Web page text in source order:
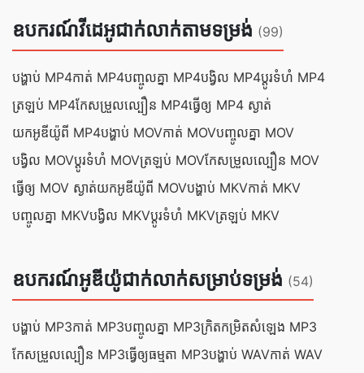
ឧបករណ៍វីដេអូជាក់លាក់តាមទម្រង់ (99)
បង្ហាប់ MP4កាត់ MP4បញ្ចូល​គ្នា MP4បង្វិល MP4ប្ដូរ​ទំហំ MP4
ត្រឡប់ MP4កែសម្រួល​ល្បឿន MP4ធ្វើ​ឲ្យ MP4 ស្ងាត់
យក​អូឌីយ៉ូ​ពី MP4បង្ហាប់ MOVកាត់ MOVបញ្ចូល​គ្នា MOV
បង្វិល MOVប្ដូរ​ទំហំ MOVត្រឡប់ MOVកែសម្រួល​ល្បឿន MOV
ធ្វើ​ឲ្យ MOV ស្ងាត់យក​អូឌីយ៉ូ​ពី MOVបង្ហាប់ MKVកាត់ MKV
បញ្ចូល​គ្នា MKVបង្វិល MKVប្ដូរ​ទំហំ MKVត្រឡប់ MKV
ឧបករណ៍អូឌីយ៉ូជាក់លាក់សម្រាប់ទម្រង់ (54)
បង្ហាប់ MP3កាត់ MP3បញ្ចូល​គ្នា MP3ក្រិត​កម្រិត​សំឡេង MP3
កែសម្រួល​ល្បឿន MP3ធ្វើ​ឲ្យ​ធម្មតា MP3បង្ហាប់ WAVកាត់ WAV